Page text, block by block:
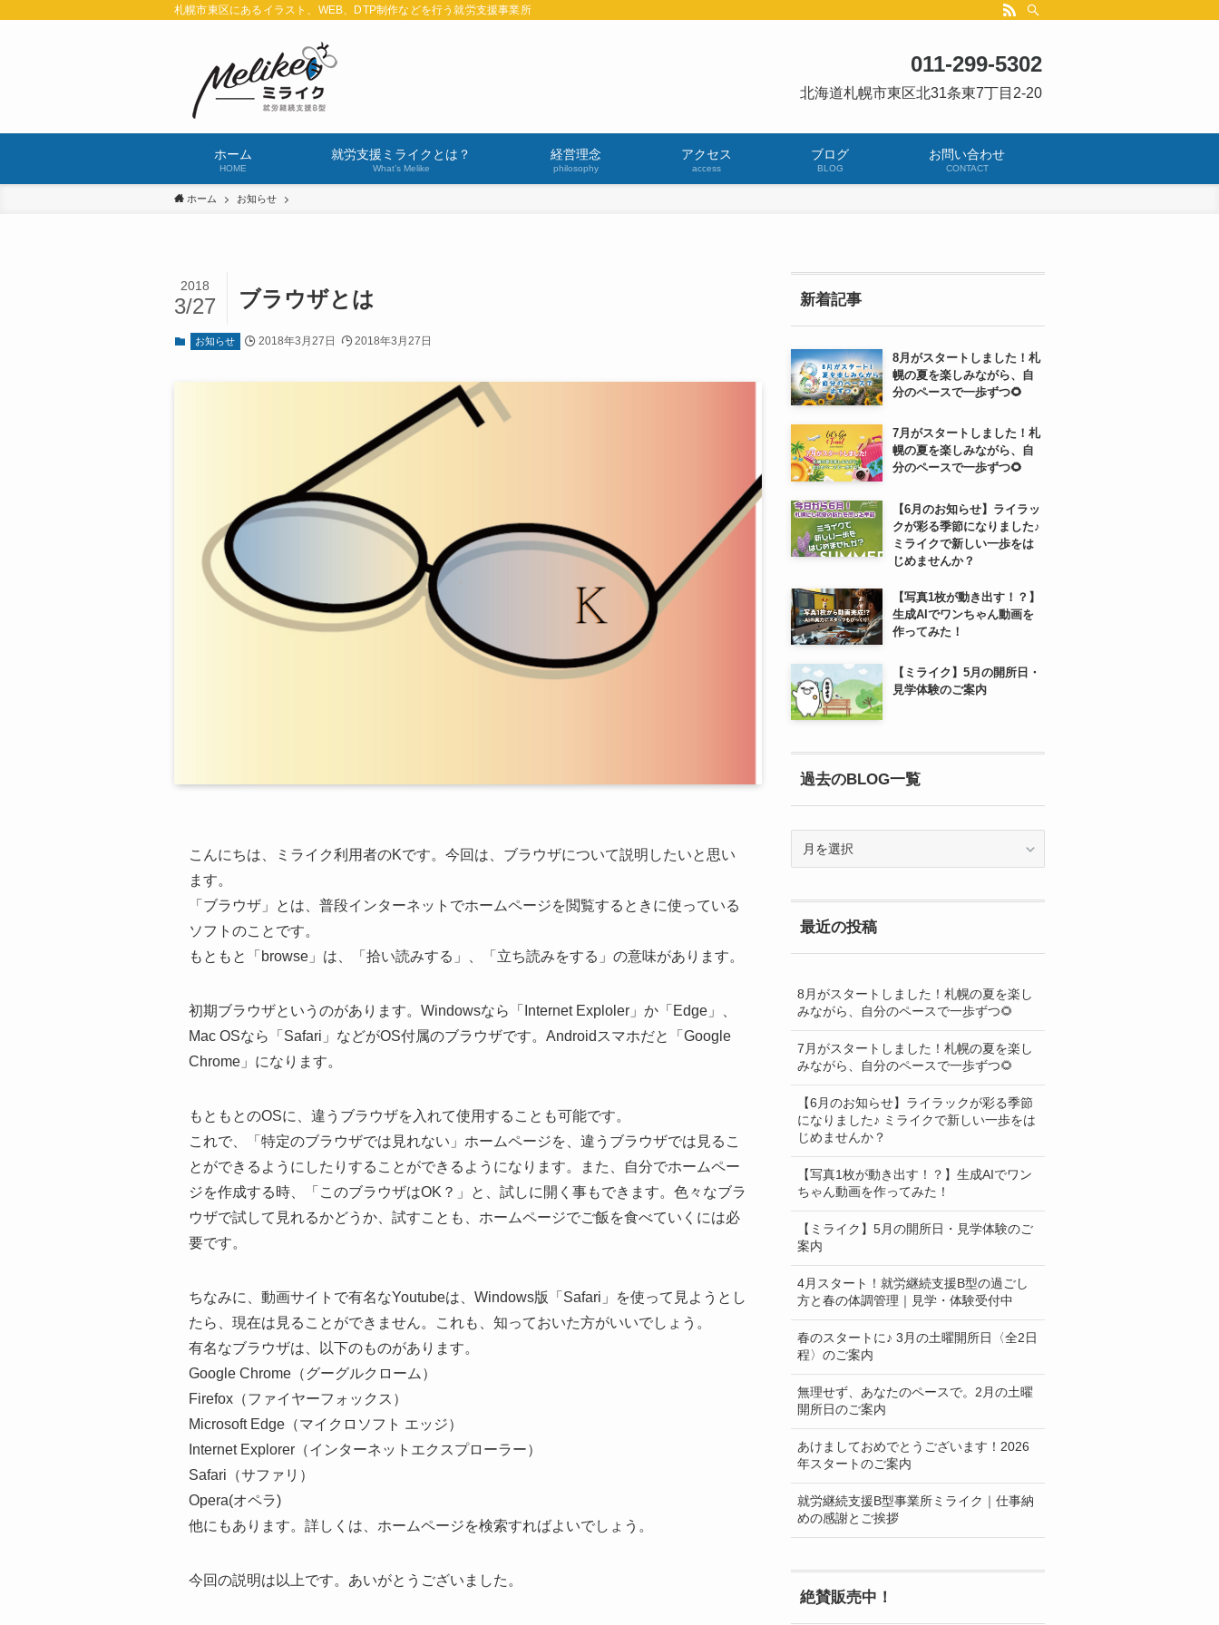
札幌市東区にあるイラスト、WEB、DTP制作などを行う就労支援事業所
ホーム
HOME
就労支援ミライクとは？
What’s Melike
経営理念
philosophy
アクセス
access
ブログ
BLOG
お問い合わせ
CONTACT
011-299-5302
北海道札幌市東区北31条東7丁目2-20
ホーム お知らせ
ブラウザとは
2018
3/27
お知らせ 2018年3月27日 2018年3月27日
こんにちは、ミライク利用者のKです。今回は、ブラウザについて説明したいと思い
ます。
「ブラウザ」とは、普段インターネットでホームページを閲覧するときに使っている
ソフトのことです。
もともと「browse」は、「拾い読みする」、「立ち読みをする」の意味があります。
初期ブラウザというのがあります。Windowsなら「Internet Exploler」か「Edge」、
Mac OSなら「Safari」などがOS付属のブラウザです。Androidスマホだと「Google
Chrome」になります。
もともとのOSに、違うブラウザを入れて使用することも可能です。
これで、「特定のブラウザでは見れない」ホームページを、違うブラウザでは見るこ
とができるようにしたりすることができるようになります。また、自分でホームペー
ジを作成する時、「このブラウザはOK？」と、試しに開く事もできます。色々なブラ
ウザで試して見れるかどうか、試すことも、ホームページでご飯を食べていくには必
要です。
ちなみに、動画サイトで有名なYoutubeは、Windows版「Safari」を使って見ようとし
たら、現在は見ることができません。これも、知っておいた方がいいでしょう。
有名なブラウザは、以下のものがあります。
Google Chrome（グーグルクローム）
Firefox（ファイヤーフォックス）
Microsoft Edge（マイクロソフト エッジ）
Internet Explorer（インターネットエクスプローラー）
Safari（サファリ）
Opera(オペラ)
他にもあります。詳しくは、ホームページを検索すればよいでしょう。
今回の説明は以上です。あいがとうございました。
新着記事
8月がスタートしました！札
幌の夏を楽しみながら、自
分のペースで一歩ずつ🌻
7月がスタートしました！札
幌の夏を楽しみながら、自
分のペースで一歩ずつ🌻
【6月のお知らせ】ライラッ
クが彩る季節になりました♪
ミライクで新しい一歩をは
じめませんか？
【写真1枚が動き出す！？】
生成AIでワンちゃん動画を
作ってみた！
【ミライク】5月の開所日・
見学体験のご案内
過去のBLOG一覧
BLOG
覧
最近の投稿
8月がスタートしました！札幌の夏を楽し
みながら、自分のペースで一歩ずつ🌻
7月がスタートしました！札幌の夏を楽し
みながら、自分のペースで一歩ずつ🌻
【6月のお知らせ】ライラックが彩る季節
になりました♪ ミライクで新しい一歩をは
じめませんか？
【写真1枚が動き出す！？】生成AIでワン
ちゃん動画を作ってみた！
【ミライク】5月の開所日・見学体験のご
案内
4月スタート！就労継続支援B型の過ごし
方と春の体調管理｜見学・体験受付中
春のスタートに♪ 3月の土曜開所日〈全2日
程〉のご案内
無理せず、あなたのペースで。2月の土曜
開所日のご案内
あけましておめでとうございます！2026
年スタートのご案内
就労継続支援B型事業所ミライク｜仕事納
めの感謝とご挨拶
絶賛販売中！